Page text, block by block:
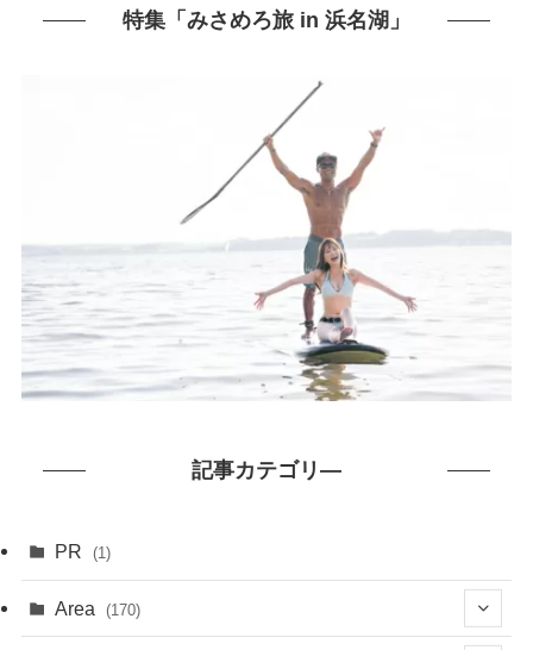
特集「みさめろ旅 in 浜名湖」
記事カテゴリ―
PR (1)
Area (170)